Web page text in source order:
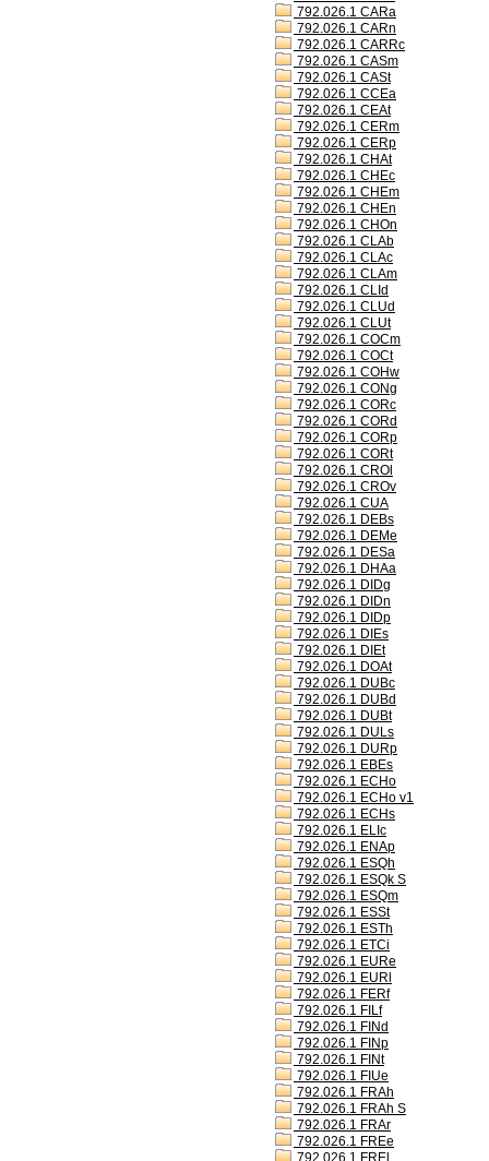
792.026.1 CARa
792.026.1 CARn
792.026.1 CARRc
792.026.1 CASm
792.026.1 CASt
792.026.1 CCEa
792.026.1 CEAt
792.026.1 CERm
792.026.1 CERp
792.026.1 CHAt
792.026.1 CHEc
792.026.1 CHEm
792.026.1 CHEn
792.026.1 CHOn
792.026.1 CLAb
792.026.1 CLAc
792.026.1 CLAm
792.026.1 CLId
792.026.1 CLUd
792.026.1 CLUt
792.026.1 COCm
792.026.1 COCt
792.026.1 COHw
792.026.1 CONg
792.026.1 CORc
792.026.1 CORd
792.026.1 CORp
792.026.1 CORt
792.026.1 CROl
792.026.1 CROv
792.026.1 CUA
792.026.1 DEBs
792.026.1 DEMe
792.026.1 DESa
792.026.1 DHAa
792.026.1 DIDg
792.026.1 DIDn
792.026.1 DIDp
792.026.1 DIEs
792.026.1 DIEt
792.026.1 DOAt
792.026.1 DUBc
792.026.1 DUBd
792.026.1 DUBt
792.026.1 DULs
792.026.1 DURp
792.026.1 EBEs
792.026.1 ECHo
792.026.1 ECHo v1
792.026.1 ECHs
792.026.1 ELIc
792.026.1 ENAp
792.026.1 ESQh
792.026.1 ESQk S
792.026.1 ESQm
792.026.1 ESSt
792.026.1 ESTh
792.026.1 ETCi
792.026.1 EURe
792.026.1 EURl
792.026.1 FERf
792.026.1 FILf
792.026.1 FINd
792.026.1 FINp
792.026.1 FINt
792.026.1 FIUe
792.026.1 FRAh
792.026.1 FRAh S
792.026.1 FRAr
792.026.1 FREe
792.026.1 FREl